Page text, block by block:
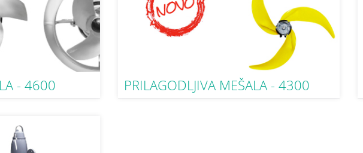
- 4600 PRILAGODLJIVA MEŠALA - 4300